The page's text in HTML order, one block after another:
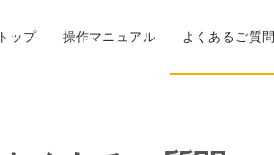
トップ 操作マニュアル よくあるご質問